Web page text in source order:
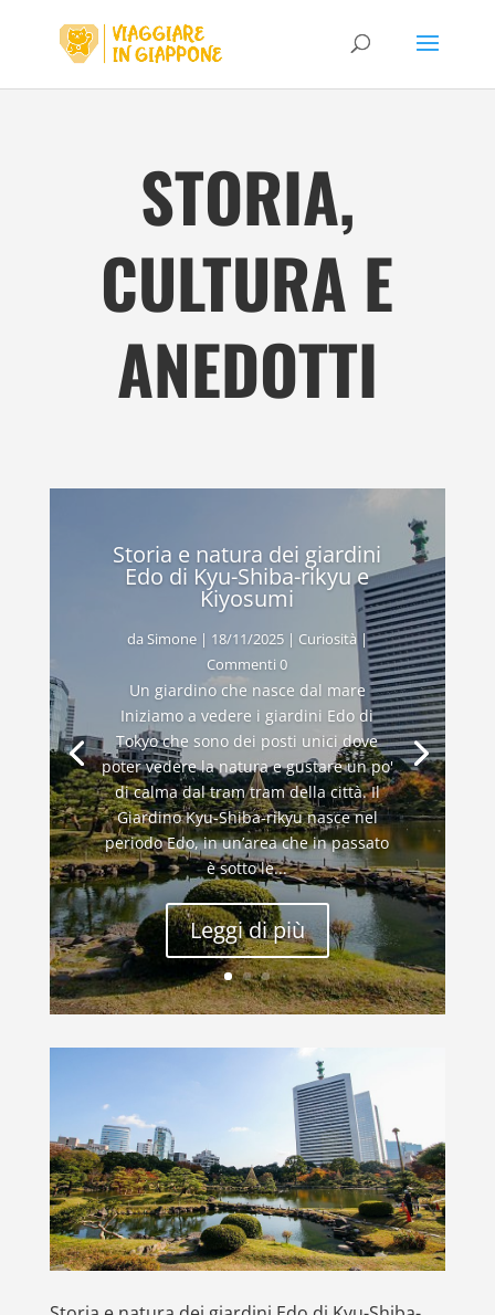
STORIA,
CULTURA E
ANEDOTTI
Storia e natura dei giardini
Edo di Kyu-Shiba-rikyu e
Kiyosumi
da Simone| 18/11/2025| Curiosità |
Commenti 0
Un giardino che nasce dal mare
Iniziamo a vedere i giardini Edo di
Tokyo che sono dei posti unici dove
poter vedere la natura e gustare un po'
di calma dal tram tram della città. Il
Giardino Kyu-Shiba-rikyu nasce nel
periodo Edo, in un’area che in passato
è sotto le...
Leggi di più